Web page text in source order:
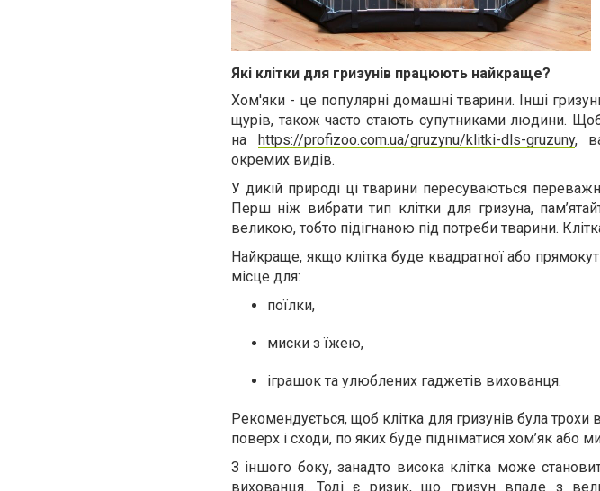
Які клітки для гризунів працюють найкраще?
Хом'яки - це популярні домашні тварини. Інші
щурів, також часто стають супутниками людини.
на https://profizoo.com.ua/gruzynu/klitki-dls-gruzuny,
окремих видів.
У дикій природі ці тварини пересуваються
Перш ніж вибрати тип клітки для гризуна,
великою, тобто підігнаною під потреби тварини.
Найкраще, якщо клітка буде квадратної або
місце для:
поїлки,
миски з їжею,
іграшок та улюблених гаджетів вихованця.
Рекомендується, щоб клітка для гризунів була
поверх і сходи, по яких буде підніматися хом’як або
З іншого боку, занадто висока клітка може
вихованця. Тоді є ризик, що гризун впаде з